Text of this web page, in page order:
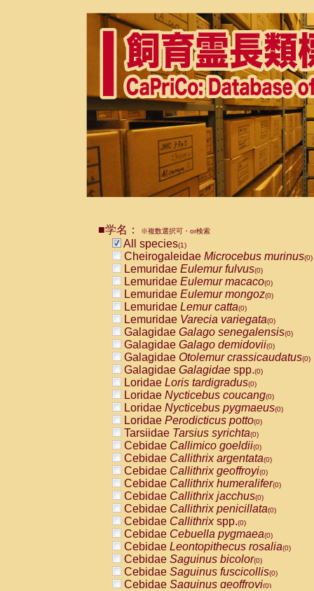
■学名： ※複数選択可・or検索
All species(1)
Cheirogaleidae Microcebus murinus(0)
Lemuridae Eulemur fulvus(0)
Lemuridae Eulemur macaco(0)
Lemuridae Eulemur mongoz(0)
Lemuridae Lemur catta(0)
Lemuridae Varecia variegata(0)
Galagidae Galago senegalensis(0)
Galagidae Galago demidovii(0)
Galagidae Otolemur crassicaudatus(0)
Galagidae Galagidae spp.(0)
Loridae Loris tardigradus(0)
Loridae Nycticebus coucang(0)
Loridae Nycticebus pygmaeus(0)
Loridae Perodicticus potto(0)
Tarsiidae Tarsius syrichta(0)
Cebidae Callimico goeldii(0)
Cebidae Callithrix argentata(0)
Cebidae Callithrix geoffroyi(0)
Cebidae Callithrix humeralifer(0)
Cebidae Callithrix jacchus(0)
Cebidae Callithrix penicillata(0)
Cebidae Callithrixspp.(0)
Cebidae Cebuella pygmaea(0)
Cebidae Leontopithecus rosalia(0)
Cebidae Saguinus bicolor(0)
Cebidae Saguinus fuscicollis(0)
Cebidae Saguinus geoffroyi(0)